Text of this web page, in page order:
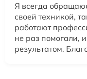
Я всегда
своей техникой,
работают
не раз помогали,
результатом.